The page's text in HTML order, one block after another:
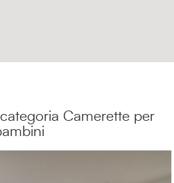
Camerette per